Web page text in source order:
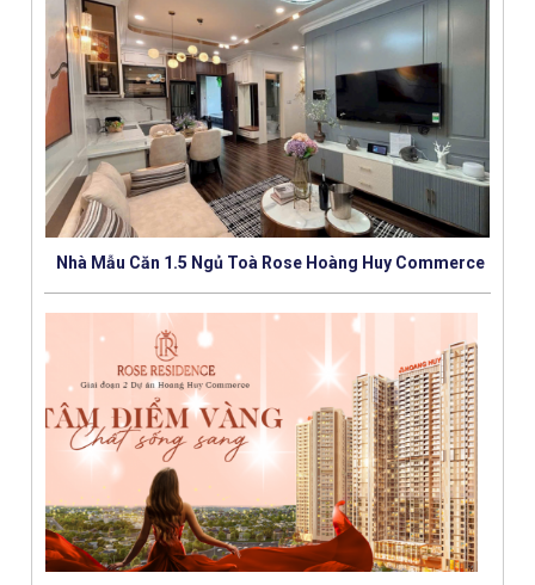
Nhà Mẫu Căn 1.5 Ngủ Toà Rose Hoàng Huy Commerce